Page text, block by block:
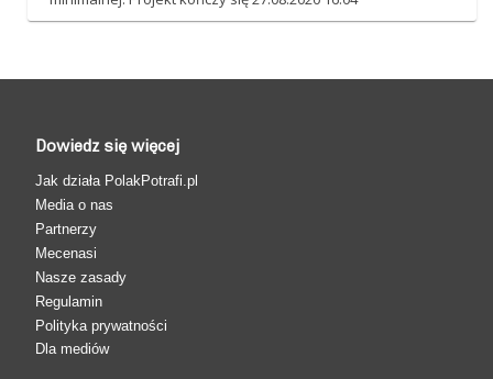
Dowiedz się więcej
Jak działa PolakPotrafi.pl
Media o nas
Partnerzy
Mecenasi
Nasze zasady
Regulamin
Polityka prywatności
Dla mediów